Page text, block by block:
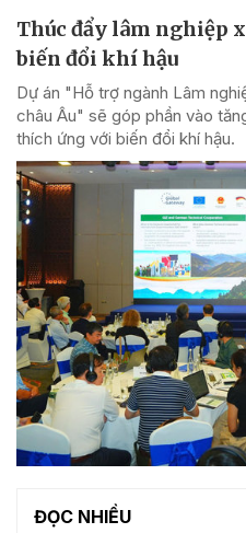
Thúc đẩy lâm nghiệp
biến đổi khí hậu
Dự án "Hỗ trợ ngành Lâm
châu Âu" sẽ góp phần vào
thích ứng với biến đổi khí hậu.
ĐỌC NHIỀU